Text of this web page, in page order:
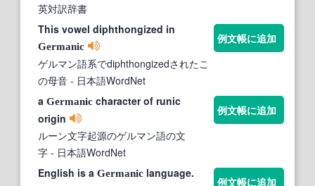
英対訳辞書
This vowel diphthongized in
Germanic
ゲルマン語系でdiphthongizedされたこ
の母音 - 日本語WordNet
例文帳に追加
a Germanic character of runic
origin
ルーン文字起源のゲルマン語の文
字 - 日本語WordNet
例文帳に追加
English is a Germanic language.
例文帳に追加